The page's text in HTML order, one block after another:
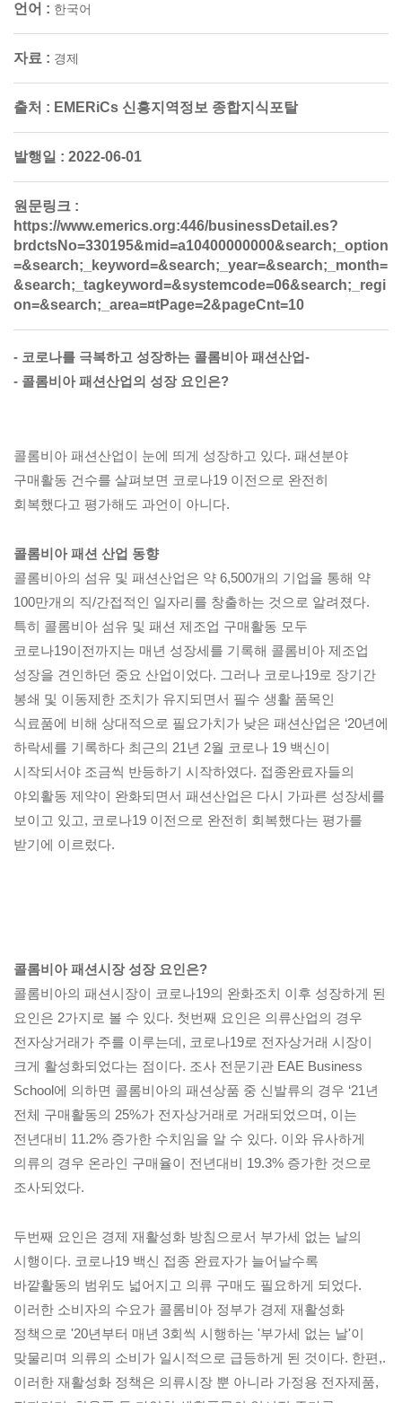
언어 : 한국어
자료 : 경제
출처 : EMERiCs 신흥지역정보 종합지식포탈
발행일 : 2022-06-01
원문링크 :
https://www.emerics.org:446/businessDetail.es?
brdctsNo=330195&mid=a10400000000&search;_option
=&search;_keyword=&search;_year=&search;_month=
&search;_tagkeyword=&systemcode=06&search;_regi
on=&search;_area=¤tPage=2&pageCnt=10
- 코로나를 극복하고 성장하는 콜롬비아 패션산업-
- 콜롬비아 패션산업의 성장 요인은?
콜롬비아 패션산업이 눈에 띄게 성장하고 있다. 패션분야
구매활동 건수를 살펴보면 코로나19 이전으로 완전히
회복했다고 평가해도 과언이 아니다.
콜롬비아 패션 산업 동향
콜롬비아의 섬유 및 패션산업은 약 6,500개의 기업을 통해 약
100만개의 직/간접적인 일자리를 창출하는 것으로 알려졌다.
특히 콜롬비아 섬유 및 패션 제조업 구매활동 모두
코로나19이전까지는 매년 성장세를 기록해 콜롬비아 제조업
성장을 견인하던 중요 산업이었다. 그러나 코로나19로 장기간
봉쇄 및 이동제한 조치가 유지되면서 필수 생활 품목인
식료품에 비해 상대적으로 필요가치가 낮은 패션산업은 ‘20년에
하락세를 기록하다 최근의 21년 2월 코로나 19 백신이
시작되서야 조금씩 반등하기 시작하였다. 접종완료자들의
야외활동 제약이 완화되면서 패션산업은 다시 가파른 성장세를
보이고 있고, 코로나19 이전으로 완전히 회복했다는 평가를
받기에 이르렀다.
콜롬비아 패션시장 성장 요인은?
콜롬비아의 패션시장이 코로나19의 완화조치 이후 성장하게 된
요인은 2가지로 볼 수 있다. 첫번째 요인은 의류산업의 경우
전자상거래가 주를 이루는데, 코로나19로 전자상거래 시장이
크게 활성화되었다는 점이다. 조사 전문기관 EAE Business
School에 의하면 콜롬비아의 패션상품 중 신발류의 경우 ‘21년
전체 구매활동의 25%가 전자상거래로 거래되었으며, 이는
전년대비 11.2% 증가한 수치임을 알 수 있다. 이와 유사하게
의류의 경우 온라인 구매율이 전년대비 19.3% 증가한 것으로
조사되었다.
두번째 요인은 경제 재활성화 방침으로서 부가세 없는 날의
시행이다. 코로나19 백신 접종 완료자가 늘어날수록
바깥활동의 범위도 넓어지고 의류 구매도 필요하게 되었다.
이러한 소비자의 수요가 콜롬비아 정부가 경제 재활성화
정책으로 '20년부터 매년 3회씩 시행하는 '부가세 없는 날'이
맞물리며 의류의 소비가 일시적으로 급등하게 된 것이다. 한편,.
이러한 재활성화 정책은 의류시장 뿐 아니라 가정용 전자제품,